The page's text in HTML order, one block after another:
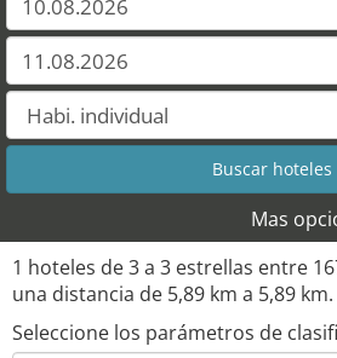
Mas
1 hoteles de 3 a 3 estrellas entre
una distancia de 5,89 km a 5,89 km.
Seleccione los parámetros de